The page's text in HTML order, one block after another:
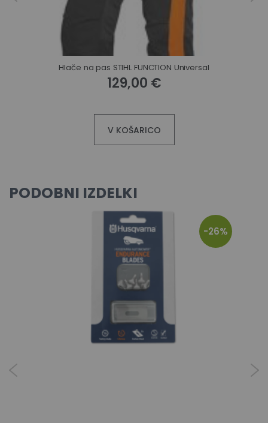
Hlače na pas STIHL FUNCTION Universal
129,00 €
V KOŠARICO
PODOBNI IZDELKI
-26%